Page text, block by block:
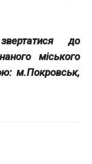
до
міського
м.Покровськ,